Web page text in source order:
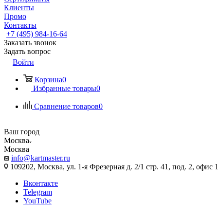
Клиенты
Промо
Контакты
+7 (495) 984-16-64
Заказать звонок
Задать вопрос
Войти
Корзина0
Избранные товары0
Сравнение товаров0
Ваш город
Москва
Москва
info@kartmaster.ru
109202, Москва, ул. 1-я Фрезерная д. 2/1 стр. 41, под. 2, офис
Вконтакте
Telegram
YouTube